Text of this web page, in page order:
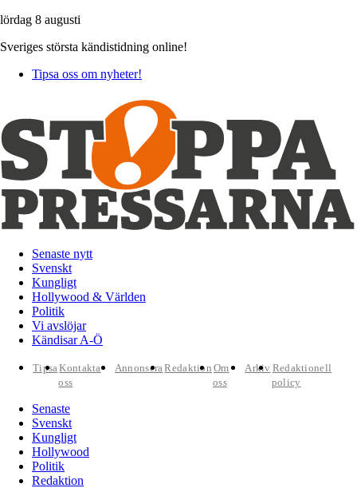
lördag 8 augusti
Sveriges största kändistidning online!
Tipsa oss om nyheter!
Senaste nytt
Svenskt
Kungligt
Hollywood & Världen
Politik
Vi avslöjar
Kändisar A-Ö
TipsaKontakta
oss
AnnonseraRedaktion Om
oss
Arkiv Redaktionell
policy
Senaste
Svenskt
Kungligt
Hollywood
Politik
Redaktion